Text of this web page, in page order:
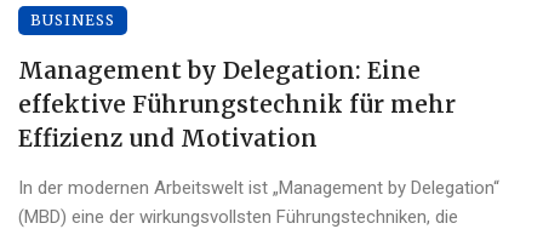
BUSINESS
Management by Delegation: Eine
effektive Führungstechnik für mehr
Effizienz und Motivation
In der modernen Arbeitswelt ist „Management by Delegation“
(MBD) eine der wirkungsvollsten Führungstechniken, die